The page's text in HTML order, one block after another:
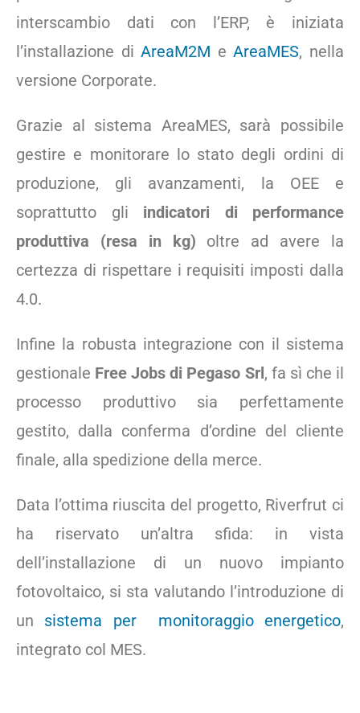
interscambio dati con l’ERP, è iniziata
l’installazione diAreaM2M eAreaMES, nella
versione Corporate.
Grazie al sistema AreaMES, sarà possibile
gestire e monitorare lo stato degli ordini di
produzione, gli avanzamenti, la OEE e
soprattutto gli indicatori di performance
produttiva (resa in kg) oltre ad avere la
certezza di rispettare i requisiti imposti dalla
4.0.
Infine la robusta integrazione con il sistema
gestionale Free Jobs di Pegaso Srl, fa sì che il
processo produttivo sia perfettamente
gestito, dalla conferma d’ordine del cliente
finale, alla spedizione della merce.
Data l’ottima riuscita del progetto, Riverfrut ci
ha riservato un’altra sfida: in vista
dell’installazione di un nuovo impianto
fotovoltaico, si sta valutando l’introduzione di
un sistema per monitoraggio energetico,
integrato col MES.